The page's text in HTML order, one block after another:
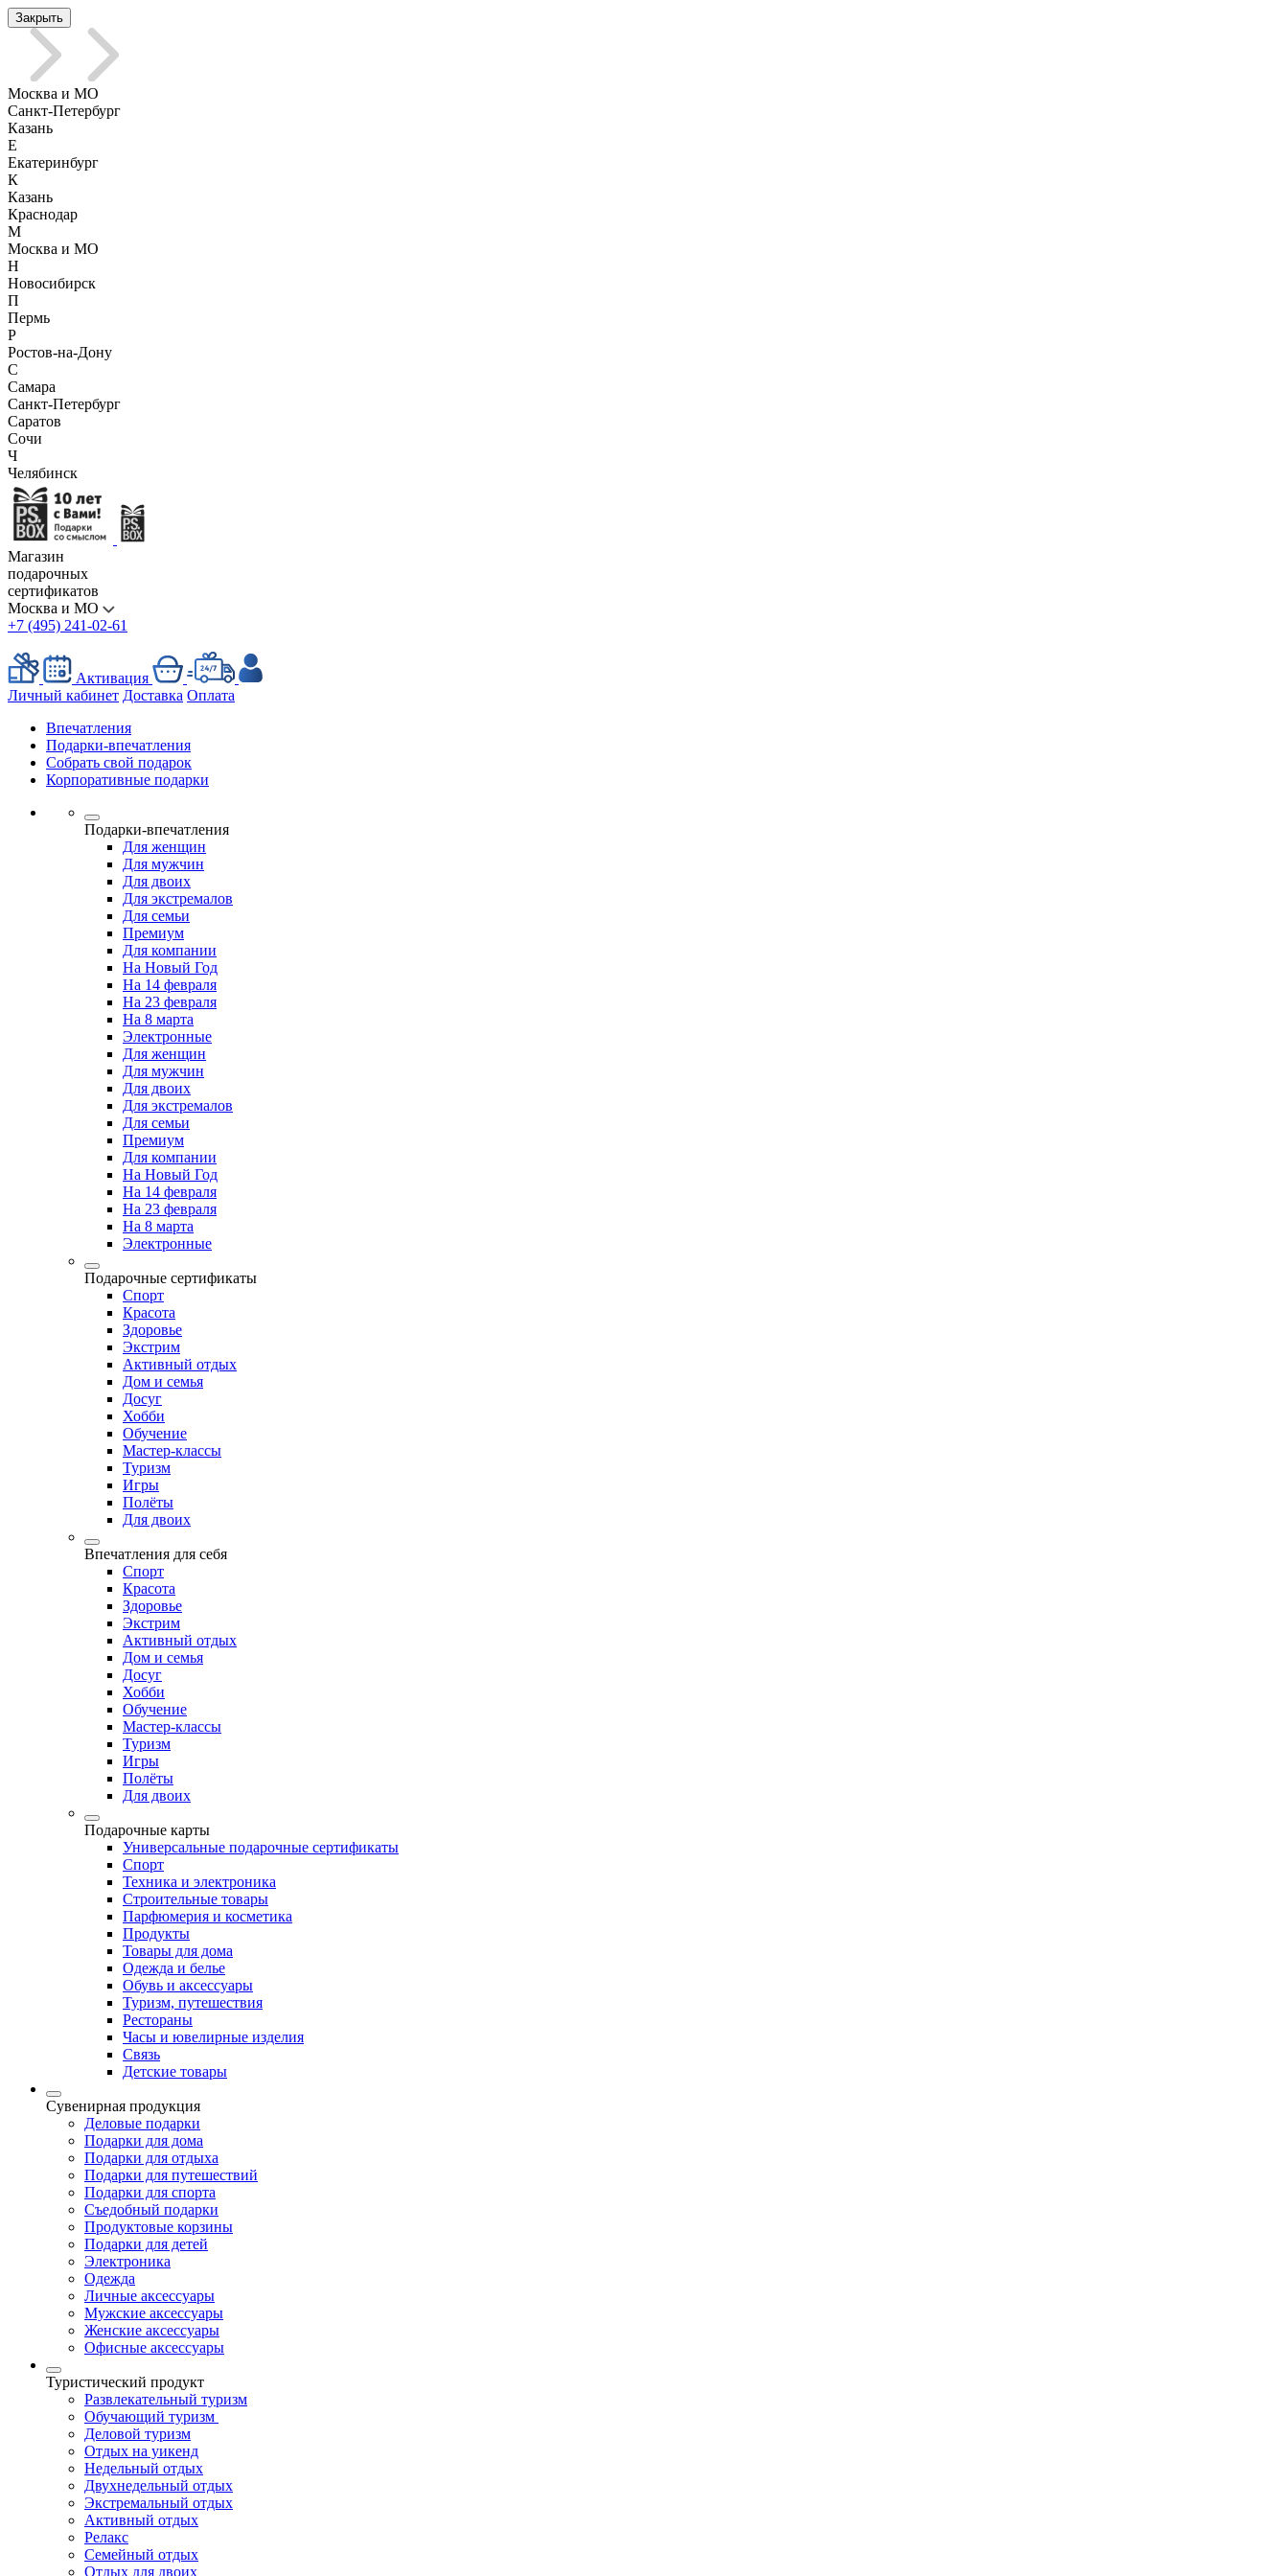
Закрыть
Москва и МО
Санкт-Петербург
Казань
Е
Екатеринбург
К
Казань
Краснодар
М
Москва и МО
Н
Новосибирск
П
Пермь
Р
Ростов-на-Дону
С
Самара
Санкт-Петербург
Саратов
Сочи
Ч
Челябинск
Магазин
подарочных
сертификатов
Москва и МО
+7 (495) 241-02-61
Активация
Личный кабинет Доставка Оплата
Впечатления
Подарки-впечатления
Собрать свой подарок
Корпоративные подарки
Подарки-впечатления
Для женщин
Для мужчин
Для двоих
Для экстремалов
Для семьи
Премиум
Для компании
На Новый Год
На 14 февраля
На 23 февраля
На 8 марта
Электронные
Для женщин
Для мужчин
Для двоих
Для экстремалов
Для семьи
Премиум
Для компании
На Новый Год
На 14 февраля
На 23 февраля
На 8 марта
Электронные
Подарочные сертификаты
Спорт
Красота
Здоровье
Экстрим
Активный отдых
Дом и семья
Досуг
Хобби
Обучение
Мастер-классы
Туризм
Игры
Полёты
Для двоих
Впечатления для себя
Спорт
Красота
Здоровье
Экстрим
Активный отдых
Дом и семья
Досуг
Хобби
Обучение
Мастер-классы
Туризм
Игры
Полёты
Для двоих
Подарочные карты
Универсальные подарочные сертификаты
Спорт
Техника и электроника
Строительные товары
Парфюмерия и косметика
Продукты
Товары для дома
Одежда и белье
Обувь и аксессуары
Туризм, путешествия
Рестораны
Часы и ювелирные изделия
Связь
Детские товары
Сувенирная продукция
Деловые подарки
Подарки для дома
Подарки для отдыха
Подарки для путешествий
Подарки для спорта
Съедобный подарки
Продуктовые корзины
Подарки для детей
Электроника
Одежда
Личные аксессуары
Мужские аксессуары
Женские аксессуары
Офисные аксессуары
Туристический продукт
Развлекательный туризм
Обучающий туризм
Деловой туризм
Отдых на уикенд
Недельный отдых
Двухнедельный отдых
Экстремальный отдых
Активный отдых
Релакс
Семейный отдых
Отдых для двоих